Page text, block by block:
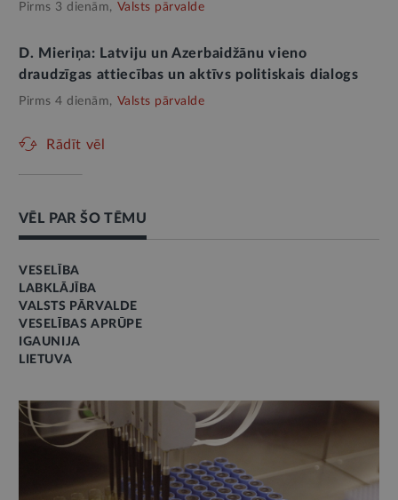
Pirms 3 dienām, Valsts pārvalde
D. Mieriņa: Latviju un Azerbaidžānu vieno
draudzīgas attiecības un aktīvs politiskais dialogs
Pirms 4 dienām, Valsts pārvalde
Rādīt vēl
VĒL PAR ŠO TĒMU
VESELĪBA
LABKLĀJĪBA
VALSTS PĀRVALDE
VESELĪBAS APRŪPE
IGAUNIJA
LIETUVA